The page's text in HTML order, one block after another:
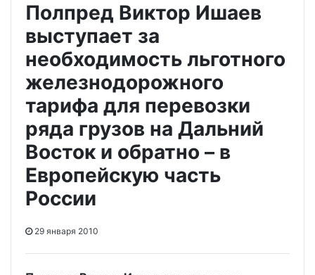
Полпред Виктор Ишаев
выступает за
необходимость льготного
железнодорожного
тарифа для перевозки
ряда грузов на Дальний
Восток и обратно – в
Европейскую часть
России
29 января 2010